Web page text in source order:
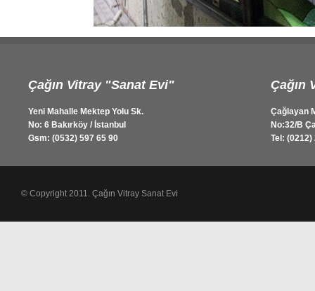
Çağın Vitray "Sanat Evi"
Yeni Mahalle Mektep Yolu Sk.
No: 6 Bakırköy / İstanbul
Gsm: (0532) 597 65 90
Çağın
Çağlayan
No:32/B
Tel: (0212)
© Copyright 2011. Çağın Vitray Sanat Evi